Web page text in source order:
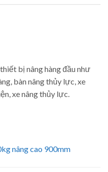
bị nâng hàng đầu như
bàn nâng thủy lực, xe
xe nâng thủy lực.
nâng cao 900mm